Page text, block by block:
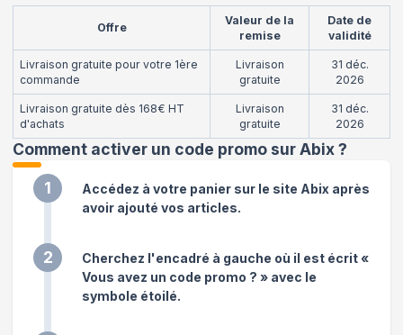
Offre
Valeur de la
remise
Date de
validité
Livraison gratuite pour votre 1ère
commande
Livraison
gratuite
31 déc.
2026
Livraison gratuite dès 168€ HT
d'achats
Livraison
gratuite
31 déc.
2026
Comment activer un code promo sur Abix?
1
Accédez à votre panier sur le site Abix après
avoir ajouté vos articles.
2
Cherchez l'encadré à gauche où il est écrit «
Vous avez un code promo ? » avec le
symbole étoilé.